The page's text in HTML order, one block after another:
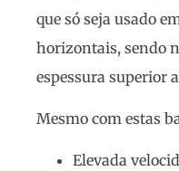
que só seja usado
horizontais, sendo
espessura superior
Mesmo com estas
Elevada